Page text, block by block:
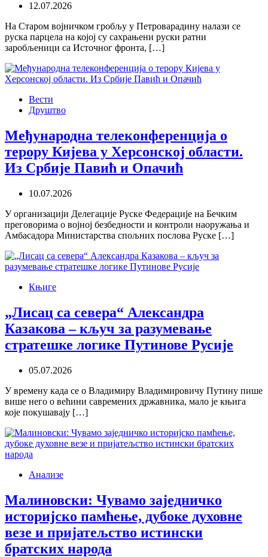
12.07.2026
На Старом војничком гробљу у Петроварадину налази се
руска парцела на којој су сахрањени руски ратни
заробљеници са Источног фронта, […]
Вести
Друштво
Међународна телеконференција о
терору Кијева у Херсонској области.
Из Србије Павић и Опачић
10.07.2026
У организацији Делегације Руске Федерације на Бечким
преговорима о војној безбедности и контроли наоружања и
Амбасадора Министарства спољних послова Руске […]
Књиге
„Лисац са севера“ Александра
Казакова – кључ за разумевање
стратешке логике Путинове Русије
05.07.2026
У времену када се о Владимиру Владимировичу Путину пише
више него о већини савремених државника, мало је књига
које покушавају […]
Анализе
Малиновски: Чувамо заједничко
историјско памћење, дубоке духовне
везе и пријатељство истински
братских народа